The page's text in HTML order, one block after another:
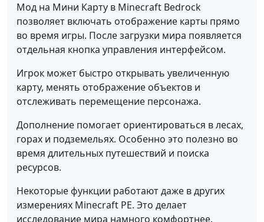
Мод на Мини Карту в Minecraft Bedrock
позволяет включать отображение карты прямо
во время игры. После загрузки мира появляется
отдельная кнопка управления интерфейсом.
Игрок может быстро открывать увеличенную
карту, менять отображение объектов и
отслеживать перемещение персонажа.
Дополнение помогает ориентироваться в лесах,
горах и подземельях. Особенно это полезно во
время длительных путешествий и поиска
ресурсов.
Некоторые функции работают даже в других
измерениях Minecraft PE. Это делает
исследование мира намного комфортнее.